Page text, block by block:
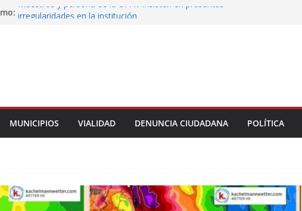
Maestros y persona de la UPAV insisten en presuntas
Impulsa Ayuntamiento de Veracruz la cultura de la prevención
en la niñez del municipio
MUNICIPIOS VIALIDAD DENUNCIA CIUDADANA POLÍTICA